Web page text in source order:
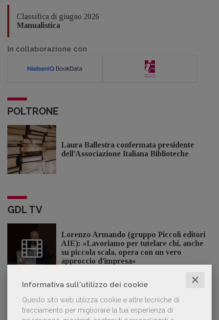
Informativa sull'utilizzo dei cookie ✕
Questo sito web utilizza cookie e altre tecniche di
tracciamento per migliorare la tua esperienza di
Classifica di giugno 2026
Manualistica
In collaborazione con
POLTRONE
Laura Ballestra confermata presidente
dell’Associazione Italiana Biblioteche
GDL TV
Lorenzo Armando (gruppo Piccoli editori
AIE): «Lavoriamo per tutelare chi, anche
su piccola scala, opera con un vero
approccio d'impresa»
OFFERTE DI LAVORO